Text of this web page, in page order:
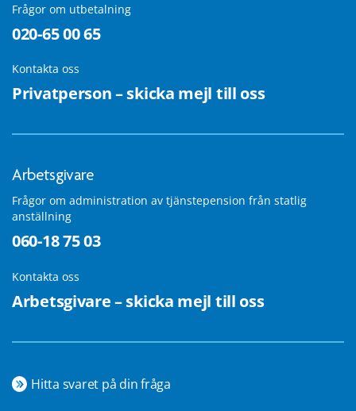
Frågor om utbetalning
020-65 00 65
Kontakta oss
Privatperson – skicka mejl till oss
Arbetsgivare
Frågor om administration av tjänstepension från statlig
anställning
060-18 75 03
Kontakta oss
Arbetsgivare – skicka mejl till oss
Hitta svaret på din fråga